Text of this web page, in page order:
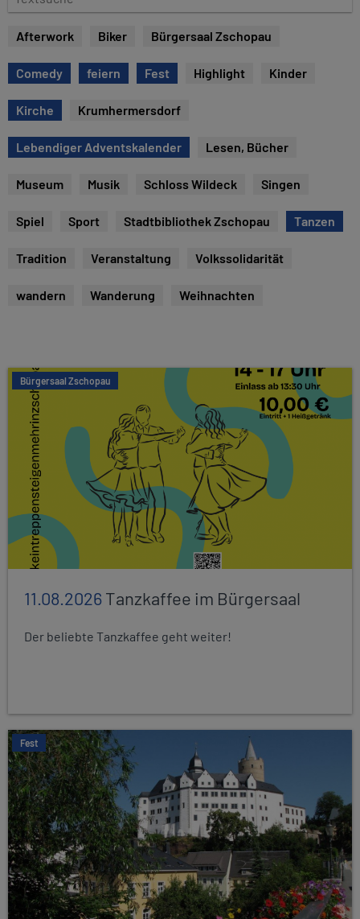
e
s
u
c
e
Afterwork Biker Bürgersaal Zschopau
Comedy feiern Fest Highlight Kinder
Kirche Krumhermersdorf
Lebendiger Adventskalender Lesen, Bücher
Museum Musik Schloss Wildeck Singen
Spiel Sport Stadtbibliothek Zschopau Tanzen
Tradition Veranstaltung Volkssolidarität
wandern Wanderung Weihnachten
Bürgersaal Zschopau
11.08.2026Tanzkaffee im Bürgersaal
Der beliebte Tanzkaffee geht weiter!
Fest